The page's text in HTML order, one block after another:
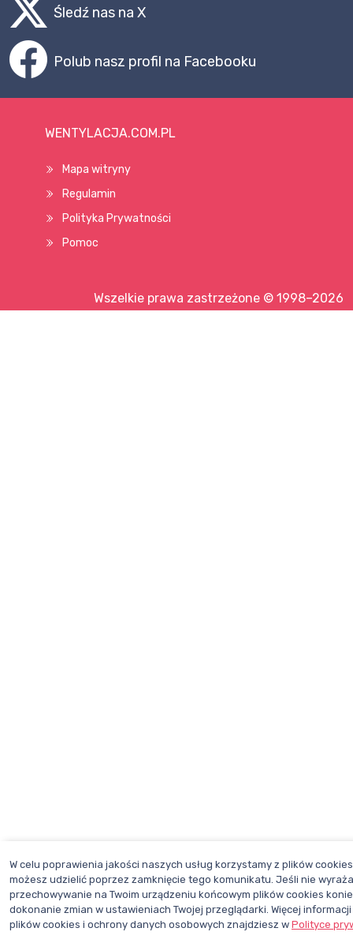
Śledź nas na X
Polub nasz profil na Facebooku
WENTYLACJA.COM.PL
Mapa witryny
Regulamin
Polityka Prywatności
Pomoc
Wszelkie prawa zastrzeżone © 1998–2026
W celu poprawienia jakości naszych usług korzystamy z plików
możesz udzielić poprzez zamknięcie tego komunikatu. Jeśli nie
przechowywanie na Twoim urządzeniu końcowym plików cookies
dokonanie zmian w ustawieniach Twojej przeglądarki. Więcej
plików cookies i ochrony danych osobowych znajdziesz w Polityce